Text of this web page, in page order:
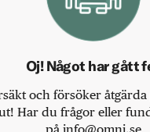
Oj! Något har gått
och försöker
Har du frågor eller